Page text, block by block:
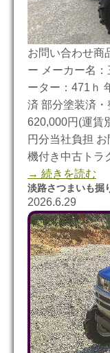
お問い合わせ商
ー メーカー名
ーター：471ｈ
済 部分塗装済・
620,000円(運賃
円分当社負担
機付き中古ト
→ 続きを読む
淡路さつまいも掘
2026.6.29